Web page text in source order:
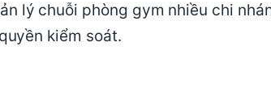
lý chuỗi phòng gym nhiều chi
kiểm soát.